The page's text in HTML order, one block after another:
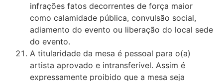
infrações fatos decorrentes de força maior
como calamidade pública, convulsão social,
adiamento do evento ou liberação do local sede
do evento.
A titularidade da mesa é pessoal para o(a)
artista aprovado e intransferível. Assim é
expressamente proibido que a mesa seja